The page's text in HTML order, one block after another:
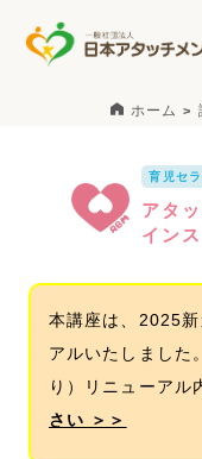
ホーム
育児セ
アタ
イン
本講座は、2025
アルいたしました
り）リニューアル
さい ＞＞